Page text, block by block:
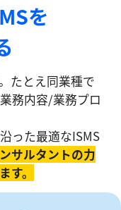
を
たとえ同業種で
務内容/業務プロ
った最適なISMS
サルタントの⼒
。